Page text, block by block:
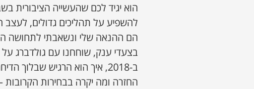
הוא יגיד לכם שהעשייה הציבורית
להשפיע על תהליכים גדולים, לעצב
הם ההנאה שלי ונשאבתי לתחושה
בצעדי ענק, שוחחנו עם גולדברג
ב-2018, איך הוא הרגיש
החזרה ומה יקרה בבחירות הקרובות